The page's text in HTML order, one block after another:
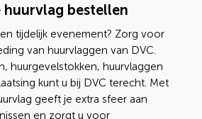
bestellen
tijdelijk evenement? Zorg voor
van huurvlaggen van DVC.
huurgevelstokken, huurvlaggen
kunt u bij DVC terecht. Met
geeft je extra sfeer aan
en zorgt u voor